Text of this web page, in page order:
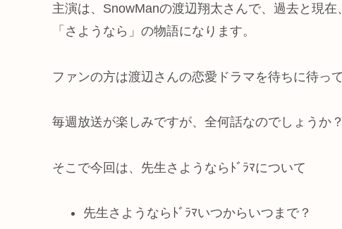
主演は、SnowManの渡辺翔太さんで、過去と現
「さようなら」の物語になります。
ファンの方は渡辺さんの恋愛ドラマを待ちに待っ
毎週放送が楽しみですが、全何話なのでしょうか？
そこで今回は、先生さようならﾄﾞﾗﾏについて
先生さようならﾄﾞﾗﾏいつからいつまで？